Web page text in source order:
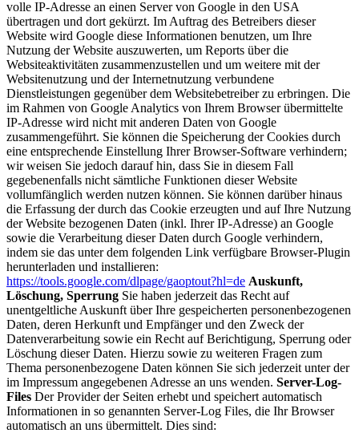
volle IP-Adresse an einen Server von Google in den USA
übertragen und dort gekürzt. Im Auftrag des Betreibers dieser
Website wird Google diese Informationen benutzen, um Ihre
Nutzung der Website auszuwerten, um Reports über die
Websiteaktivitäten zusammenzustellen und um weitere mit der
Websitenutzung und der Internetnutzung verbundene
Dienstleistungen gegenüber dem Websitebetreiber zu erbringen. Die
im Rahmen von Google Analytics von Ihrem Browser übermittelte
IP-Adresse wird nicht mit anderen Daten von Google
zusammengeführt. Sie können die Speicherung der Cookies durch
eine entsprechende Einstellung Ihrer Browser-Software verhindern;
wir weisen Sie jedoch darauf hin, dass Sie in diesem Fall
gegebenenfalls nicht sämtliche Funktionen dieser Website
vollumfänglich werden nutzen können. Sie können darüber hinaus
die Erfassung der durch das Cookie erzeugten und auf Ihre Nutzung
der Website bezogenen Daten (inkl. Ihrer IP-Adresse) an Google
sowie die Verarbeitung dieser Daten durch Google verhindern,
indem sie das unter dem folgenden Link verfügbare Browser-Plugin
herunterladen und installieren:
https://tools.google.com/dlpage/gaoptout?hl=de Auskunft,
Löschung, Sperrung Sie haben jederzeit das Recht auf
unentgeltliche Auskunft über Ihre gespeicherten personenbezogenen
Daten, deren Herkunft und Empfänger und den Zweck der
Datenverarbeitung sowie ein Recht auf Berichtigung, Sperrung oder
Löschung dieser Daten. Hierzu sowie zu weiteren Fragen zum
Thema personenbezogene Daten können Sie sich jederzeit unter der
im Impressum angegebenen Adresse an uns wenden. Server-Log-
Files Der Provider der Seiten erhebt und speichert automatisch
Informationen in so genannten Server-Log Files, die Ihr Browser
automatisch an uns übermittelt. Dies sind: